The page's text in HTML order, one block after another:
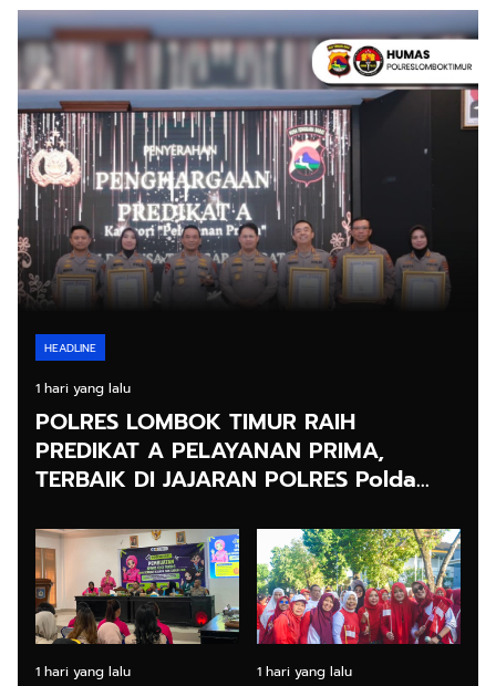
HEADLINE
1 hari yang lalu
POLRES LOMBOK TIMUR RAIH
PREDIKAT A PELAYANAN PRIMA,
TERBAIK DI JAJARAN POLRES Polda
1 hari yang lalu 1 hari yang lalu